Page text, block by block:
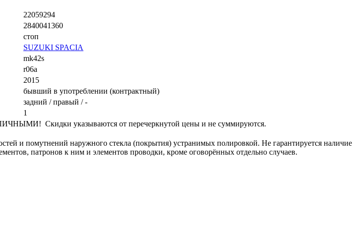
22059294
2840041360
стоп
SUZUKI SPACIA
mk42s
r06a
2015
бывший в употреблении (контрактный)
задний / правый / -
1
Скидки указываются от перечеркнутой цены и не суммируются.
и помутнений наружного стекла (покрытия) устранимых полировкой. Не гарантируется наличие
патронов к ним и элементов проводки, кроме оговорённых отдельно случаев.